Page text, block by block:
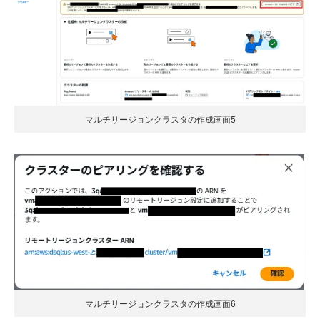
マルチリージョンクラスタの作成画面5
マルチリージョンクラスタの作成画面6